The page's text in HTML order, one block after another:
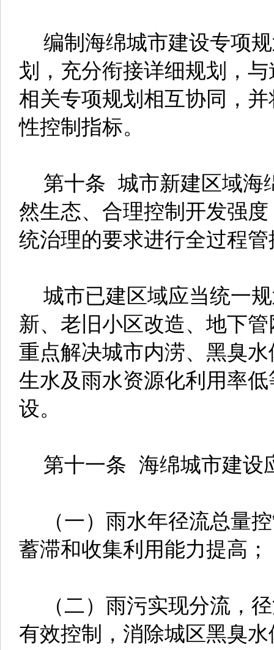
编制海绵城市建设专项
划，充分衔接详细规划，
相关专项规划相互协同，
性控制指标。
第十条 城市新建区域海
然生态、合理控制开发强
统治理的要求进行全过程
城市已建区域应当统一
新、老旧小区改造、地下
重点解决城市内涝、黑臭
生水及雨水资源化利用率
设。
第十一条 海绵城市建设
（一）雨水年径流总量
蓄滞和收集利用能力提高；
（二）雨污实现分流，
有效控制，消除城区黑臭